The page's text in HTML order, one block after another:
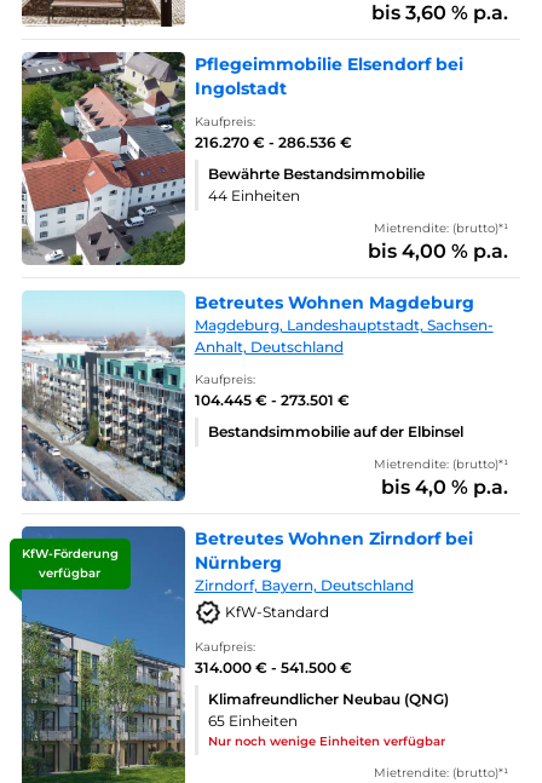
bis 3,60 % p.a.
Pflegeimmobilie Elsendorf bei
Ingolstadt
Kaufpreis:
216.270 € - 286.536 €
Bewährte Bestandsimmobilie
44 Einheiten
Mietrendite: (brutto)*¹
bis 4,00 % p.a.
Betreutes Wohnen Magdeburg
Magdeburg, Landeshauptstadt, Sachsen-
Anhalt, Deutschland
Kaufpreis:
104.445 € - 273.501 €
Bestandsimmobilie auf der Elbinsel
Mietrendite: (brutto)*¹
bis 4,0 % p.a.
KfW-Förderung
verfügbar
Betreutes Wohnen Zirndorf bei
Nürnberg
Zirndorf, Bayern, Deutschland
KfW-Standard
Kaufpreis:
314.000 € - 541.500 €
Klimafreundlicher Neubau (QNG)
65 Einheiten
Nur noch wenige Einheiten verfügbar
Mietrendite: (brutto)*¹